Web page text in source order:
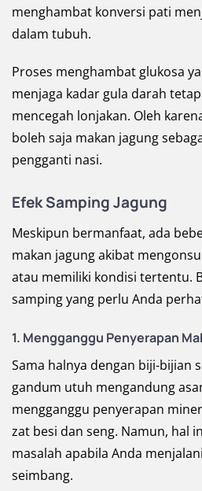
menghambat konversi pati
dalam tubuh.
Proses menghambat glukosa
menjaga kadar gula darah
mencegah lonjakan. Oleh
boleh saja makan jagung
pengganti nasi.
Efek Samping Jagung
Meskipun bermanfaat, ada
makan jagung akibat
atau memiliki kondisi tertentu.
samping yang perlu Anda
1. Mengganggu Penyerapan
Sama halnya dengan biji-bijian
gandum utuh mengandung
mengganggu penyerapan
zat besi dan seng. Namun, hal
masalah apabila Anda
seimbang.